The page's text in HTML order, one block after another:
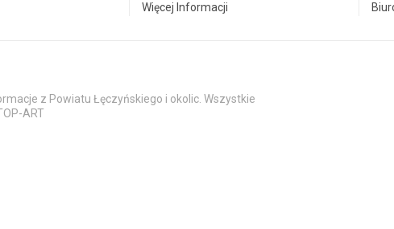
Więcej Informacji
z Powiatu Łęczyńskiego i okolic. Wszystkie
ART